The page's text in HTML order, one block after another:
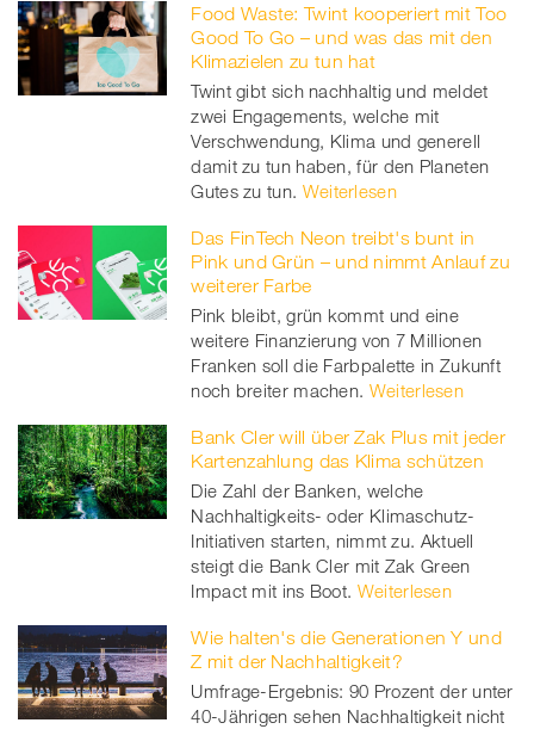
Facebook
on
twitt
er
linkedinXing
Food Waste: Twint kooperiert mit Too
Good To Go – und was das mit den
Klimazielen zu tun hat
Twint gibt sich nachhaltig und meldet
zwei Engagements, welche mit
Verschwendung, Klima und generell
damit zu tun haben, für den Planeten
Gutes zu tun. Weiterlesen
Das FinTech Neon treibt's bunt in
Pink und Grün – und nimmt Anlauf zu
weiterer Farbe
Pink bleibt, grün kommt und eine
weitere Finanzierung von 7 Millionen
Franken soll die Farbpalette in Zukunft
noch breiter machen. Weiterlesen
Bank Cler will über Zak Plus mit jeder
Kartenzahlung das Klima schützen
Die Zahl der Banken, welche
Nachhaltigkeits- oder Klimaschutz-
Initiativen starten, nimmt zu. Aktuell
steigt die Bank Cler mit Zak Green
Impact mit ins Boot. Weiterlesen
Wie halten's die Generationen Y und
Z mit der Nachhaltigkeit?
Umfrage-Ergebnis: 90 Prozent der unter
40-Jährigen sehen Nachhaltigkeit nicht